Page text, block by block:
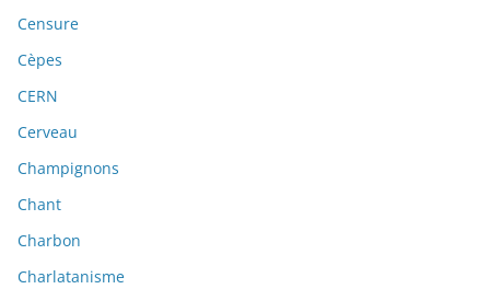
Censure
Cèpes
CERN
Cerveau
Champignons
Chant
Charbon
Charlatanisme